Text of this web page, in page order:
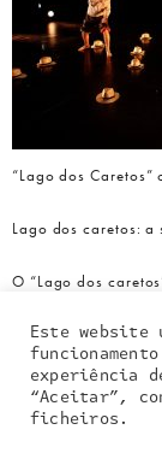
“Lago dos
Lago dos caretos: a
O “Lago dos
Este
experiência
“Aceitar”,
ficheiros.
Our site uses
cookies:cookie